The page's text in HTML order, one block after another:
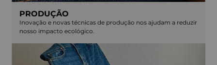
PRODUÇÃO
Inovação e novas técnicas de produção nos ajudam a reduzir
nosso impacto ecológico.